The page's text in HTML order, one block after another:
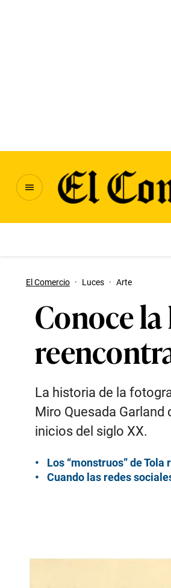
El Comercio · Luces · Arte
Conoce
La historia de la
Miro Quesada
inicios del siglo XX.
Los “monstruos” de
Cuando las redes